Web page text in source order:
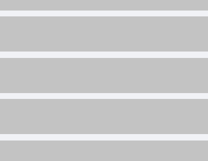
经理